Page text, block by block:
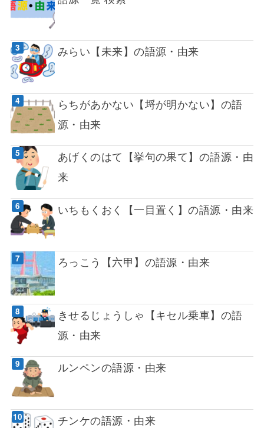
みらい【未来】の語源・由来
らちがあかない【埒が明かない】の語
源・由来
あげくのはて【挙句の果て】の語源・由
来
いちもくおく【一目置く】の語源・由来
ろっこう【六甲】の語源・由来
きせるじょうしゃ【キセル乗車】の語
源・由来
ルンペンの語源・由来
チンケの語源・由来